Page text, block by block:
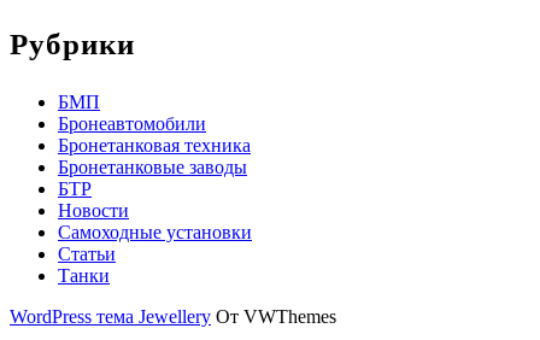
Рубрики
БМП
Бронеавтомобили
Бронетанковая техника
Бронетанковые заводы
БТР
Новости
Самоходные установки
Статьи
Танки
WordPress тема Jewellery От VWThemes